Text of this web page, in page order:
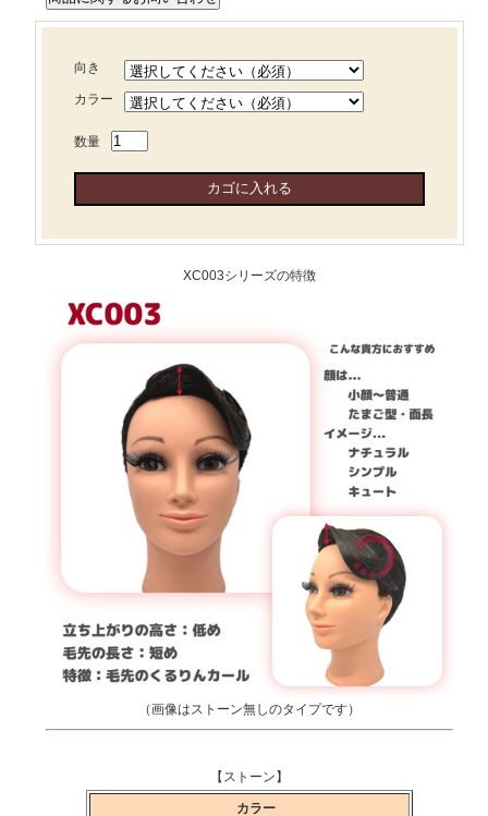
向き
カラー
数量
XC003シリーズの特徴
（画像はストーン無しのタイプです）
【ストーン】
カラー